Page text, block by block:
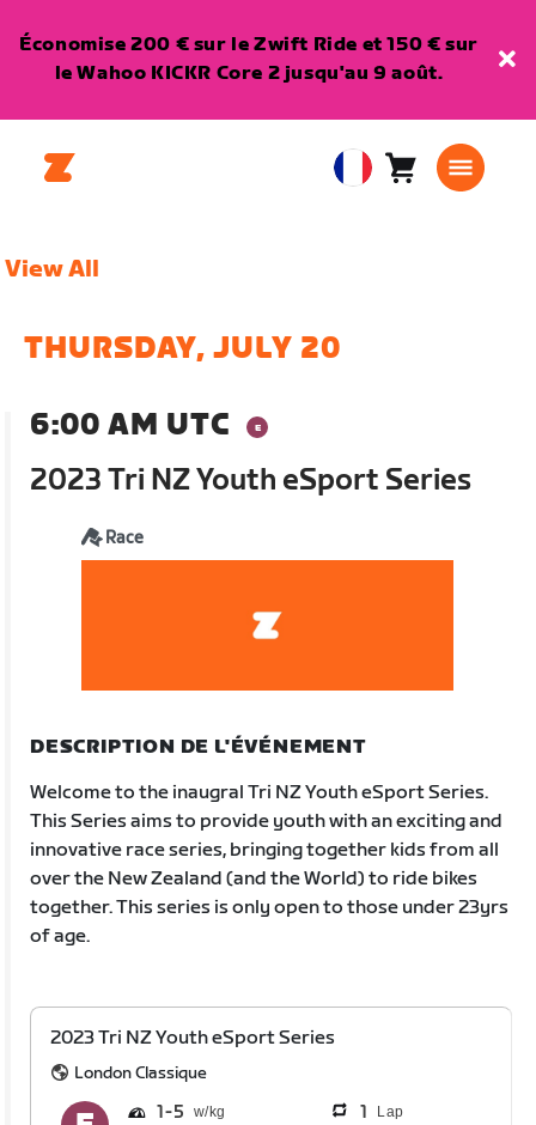
Économise 200 € sur le Zwift Ride et 150 € sur
le Wahoo KICKR Core 2 jusqu'au 9 août.
EuropeanPanier0
View All
THURSDAY, JULY 20
6:00 AM UTC
2023 Tri NZ Youth eSport Series
Race
DESCRIPTION DE L'ÉVÉNEMENT
Welcome to the inaugral Tri NZ Youth eSport Series.
This Series aims to provide youth with an exciting and
innovative race series, bringing together kids from all
over the New Zealand (and the World) to ride bikes
together. This series is only open to those under 23yrs
of age.
2023 Tri NZ Youth eSport Series
London Classique
1 5 1 Lap